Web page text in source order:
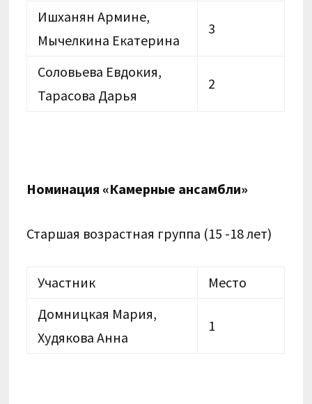
Ишханян Армине,
Мычелкина Екатерина
3
Соловьева Евдокия,
Тарасова Дарья
2
Номинация «Камерные ансамбли»
Старшая возрастная группа (15 -18 лет)
Участник
Место
Домницкая Мария,
Худякова Анна
1